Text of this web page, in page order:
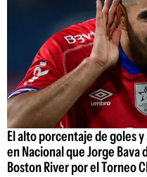
El alto porcentaje de goles
en Nacional que Jorge
Boston River por el Torneo